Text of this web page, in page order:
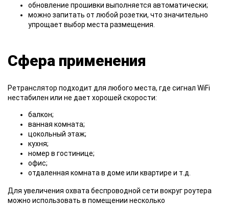
обновление прошивки выполняется автоматически;
можно запитать от любой розетки, что значительно
упрощает выбор места размещения.
Сфера применения
Ретранслятор подходит для любого места, где сигнал WiFi
нестабилен или не дает хорошей скорости:
балкон;
ванная комната;
цокольный этаж;
кухня;
номер в гостинице;
офис;
отдаленная комната в доме или квартире и т.д.
Для увеличения охвата беспроводной сети вокруг роутера
можно использовать в помещении несколько